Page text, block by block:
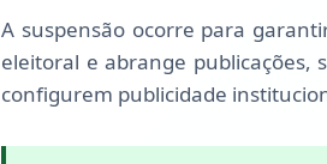
A suspensão ocorre para
eleitoral e abrange publicações,
configurem publicidade